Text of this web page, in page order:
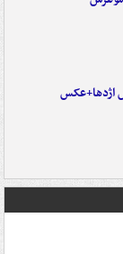
اژدها+عکس